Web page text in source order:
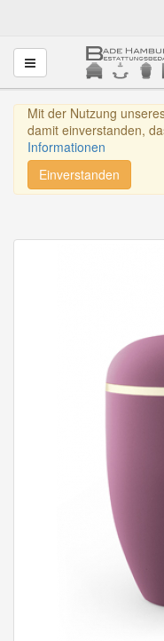
Toggle navigation
Mit der Nutzung
damit einverstanden,
Informationen
Einverstanden